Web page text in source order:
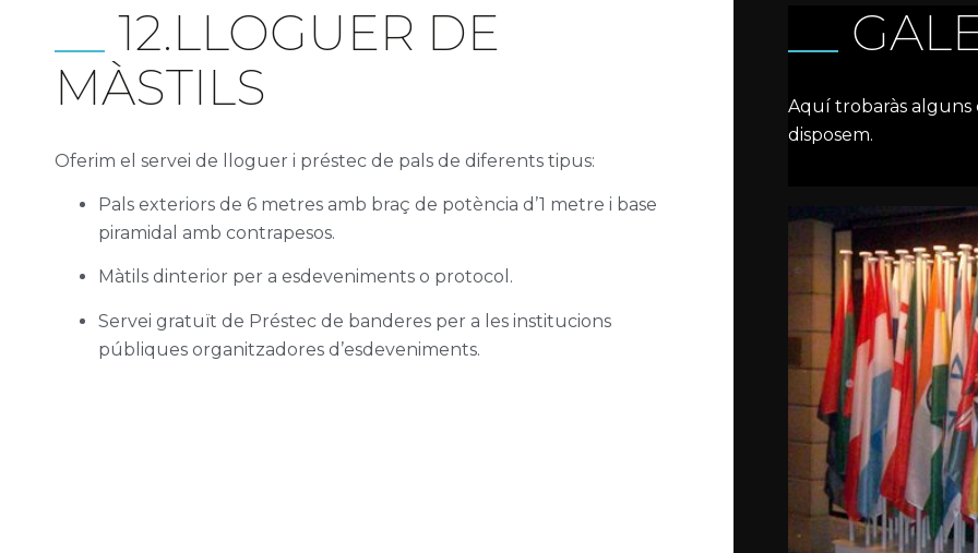
12.LLOGUER DE
MÀSTILS
Oferim el servei de lloguer i préstec de pals de diferents tipus:
Pals exteriors de 6 metres amb braç de potència d’1 metre i base
piramidal amb contrapesos.
Màtils dinterior per a esdeveniments o protocol.
Servei gratuït de Préstec de banderes per a les institucions
públiques organitzadores d’esdeveniments.
Aquí trobaràs
disposem.